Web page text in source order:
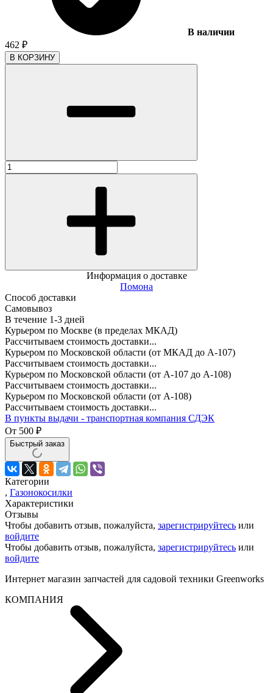
В наличии
462 ₽
В КОРЗИНУ
Информация о доставке
Помона
Способ доставки
Самовывоз
В течение 1-3 дней
Курьером по Москве (в пределах МКАД)
Рассчитываем стоимость доставки...
Курьером по Московской области (от МКАД до А-107)
Рассчитываем стоимость доставки...
Курьером по Московской области (от А-107 до А-108)
Рассчитываем стоимость доставки...
Курьером по Московской области (от А-108)
Рассчитываем стоимость доставки...
В пункты выдачи - транспортная компания СДЭК
От 500 ₽
Быстрый заказ
Категории
, Газонокосилки
Характеристики
Отзывы
Чтобы добавить отзыв, пожалуйста, зарегистрируйтесь или
войдите
Чтобы добавить отзыв, пожалуйста, зарегистрируйтесь или
войдите
Интернет магазин запчастей для садовой техники Greenworks
КОМПАНИЯ